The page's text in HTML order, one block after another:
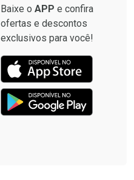
Baixe o APP e confira
ofertas e descontos
exclusivos para você!